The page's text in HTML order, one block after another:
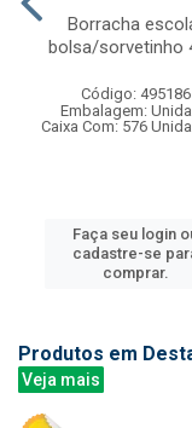
Borracha
bolsa/sorvetinho
Código: 495186
Embalagem:
Caixa Com: 576
Faça seu login
cadastre-se
comprar.
Produtos em
Veja mais